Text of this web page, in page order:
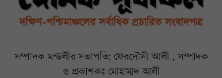
সম্পাদক মন্ডলীর সভাপতি: ফেরদৌসী আলী , সম্পাদক
ও প্রকাশকঃ মোহাম্মদ আলী